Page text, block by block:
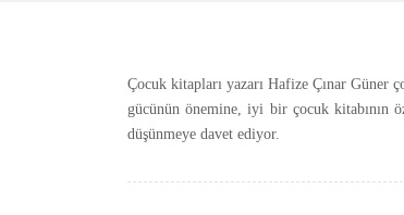
Çocuk kitapları yazarı Hafize Çınar Güner
gücünün önemine, iyi bir çocuk kitabının
düşünmeye davet ediyor.